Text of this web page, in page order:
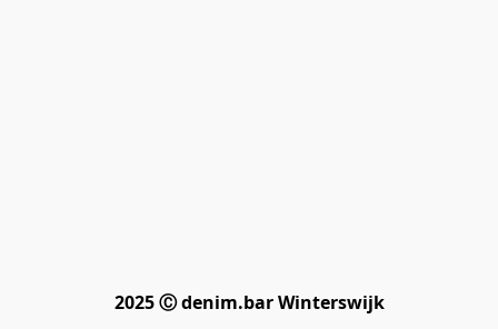
2025 Ⓒ denim.bar Winterswijk